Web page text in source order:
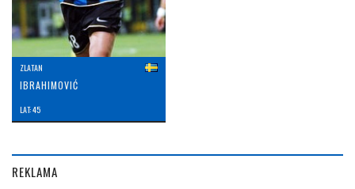
ZLATAN
IBRAHIMOVIĆ
LAT: 45
REKLAMA